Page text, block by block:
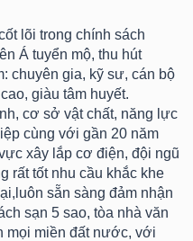
lõi trong chính sách
Á tuyển mộ, thu hút
chuyên gia, kỹ sư, cán bộ
giàu tâm huyết.
cơ sở vật chất, năng lực
cùng với gần 20 năm
xây lắp cơ điện, đội ngũ
rất tốt nhu cầu khắc khe
sẵn sàng đảm nhận
sạn 5 sao, tòa nhà văn
mọi miền đất nước, với